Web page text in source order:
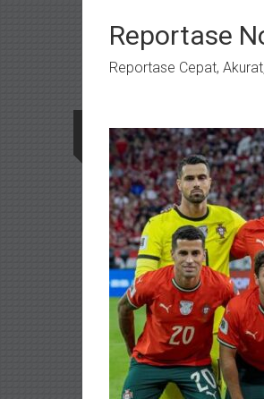
kontenReportase
Reportase Cepat,